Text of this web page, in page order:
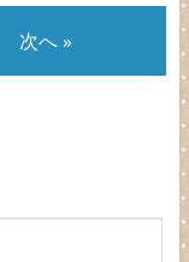
次へ »